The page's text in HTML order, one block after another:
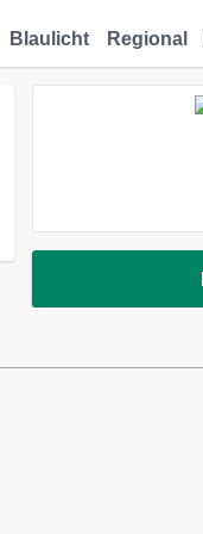
Blaulicht Regional